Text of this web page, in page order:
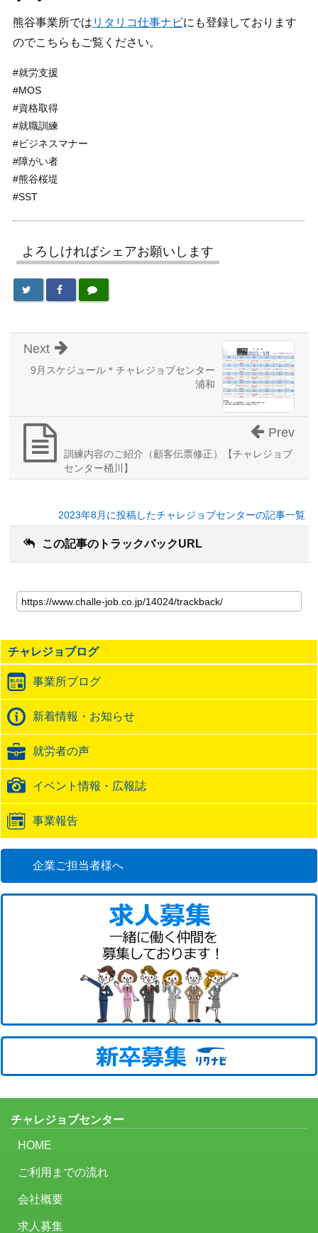
熊谷事業所では リタリコ仕事ナビにも登録しております
のでこちらもご覧ください。
#就労支援
#MOS
#資格取得
#就職訓練
#ビジネスマナー
#障がい者
#熊谷桜堤
#SST
よろしければシェアお願いします
9月スケジュール＊チャレジョブセンター
浦和
Next
訓練内容のご紹介（顧客伝票修正）【チャレジョブ
センター桶川】
Prev
2023年8月に投稿したチャレジョブセンターの記事一覧
この記事のトラックバックURL
の
記
の
ト
ッ
ク
バ
ッ
URL
チャレジョブログ
事業所ブログ
新着情報・お知らせ
就労者の声
イベント情報・広報誌
事業報告
企業ご担当者様へ
チャレジョブセンター
HOME
ご利用までの流れ
会社概要
求人募集